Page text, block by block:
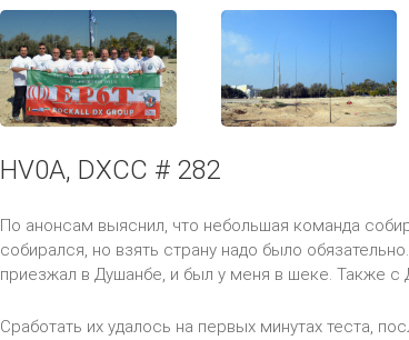
HV0A, DXCC # 282
По анонсам выяснил, что небольшая команда
собирался, но взять страну надо было
приезжал в Душанбе, и был у меня в шеке. Также с
Сработать их удалось на первых минутах теста,